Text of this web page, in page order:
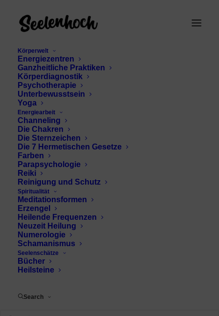
Körperwelt
Energiezentren
Ganzheitliche Praktiken
Körperdiagnostik
Psychotherapie
Unterbewusstsein
Yoga
Energiearbeit
Channeling
Die Chakren
Die Sternzeichen
Die 7 Hermetischen Gesetze
Farben
Parapsychologie
Reiki
Reinigung und Schutz
Spiritualität
Meditationsformen
Erzengel
Heilende Frequenzen
Neuzeit Heilung
Numerologie
Schamanismus
Seelenschätze
Bücher
Heilsteine
Search
Atemübungen